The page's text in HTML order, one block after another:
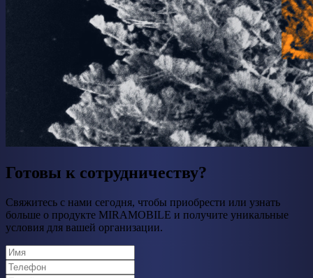
Готовы к сотрудничеству?
Свяжитесь с нами сегодня, чтобы приобрести или узнать
больше о продукте MIRAMOBILE и получите уникальные
условия для вашей организации.